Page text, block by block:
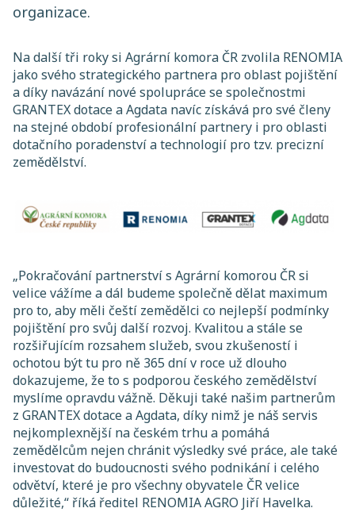
organizace.
Na další tři roky si Agrární komora ČR zvolila RENOMIA
jako svého strategického partnera pro oblast pojištění
a díky navázání nové spolupráce se společnostmi
GRANTEX dotace a Agdata navíc získává pro své členy
na stejné období profesionální partnery i pro oblasti
dotačního poradenství a technologií pro tzv. precizní
zemědělství.
„Pokračování partnerství s Agrární komorou ČR si
velice vážíme a dál budeme společně dělat maximum
pro to, aby měli čeští zemědělci co nejlepší podmínky
pojištění pro svůj další rozvoj. Kvalitou a stále se
rozšiřujícím rozsahem služeb, svou zkušeností i
ochotou být tu pro ně 365 dní v roce už dlouho
dokazujeme, že to s podporou českého zemědělství
myslíme opravdu vážně. Děkuji také našim partnerům
z GRANTEX dotace a Agdata, díky nimž je náš servis
nejkomplexnější na českém trhu a pomáhá
zemědělcům nejen chránit výsledky své práce, ale také
investovat do budoucnosti svého podnikání i celého
odvětví, které je pro všechny obyvatele ČR velice
důležité,“ říká ředitel RENOMIA AGRO Jiří Havelka.